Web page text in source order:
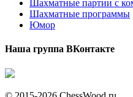
Шахматные партии с
Шахматные программы
Юмор
Наша группа ВКонтакте